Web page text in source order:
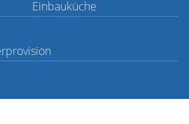
Einbauküche